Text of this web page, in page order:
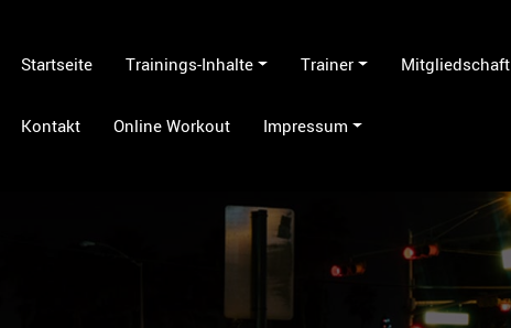
Startseite Trainings-Inhalte Trainer Mitgliedschaft
Kontakt Online Workout Impressum